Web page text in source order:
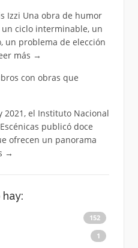
Izzi Una obra de humor
ciclo interminable, un
un problema de elección
más →
con obras que
2021, el Instituto Nacional
publicó doce
ofrecen un panorama
→
152
1